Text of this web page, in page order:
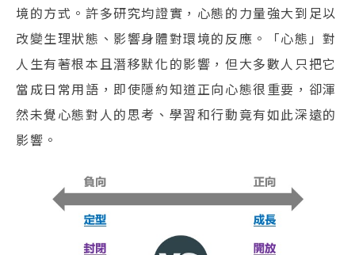
境的方式。許多研究均證實，心態的力量強大到足以
改變生理狀態、影響身體對環境的反應。「心態」對
人生有著根本且潛移默化的影響，但大多數人只把它
當成日常用語，即使隱約知道正向心態很重要，卻渾
然未覺心態對人的思考、學習和行動竟有如此深遠的
影響。